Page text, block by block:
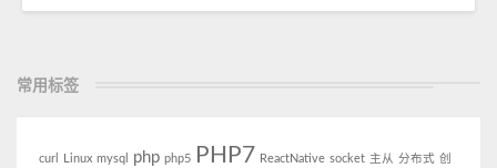
常用标签
curl Linux mysql php php5 PHP7 ReactNative socket 主从 分布式 创